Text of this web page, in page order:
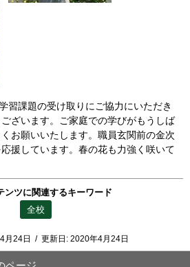
習課題の受け取りにご協力にいただき
ざいます。ご家庭での学びがもうしば
お願いいたします。職員玄関前の金次
援しています。春の花も力強く咲いて
ンツに関連するキーワード
全校
月24日 / 更新日: 2020年4月24日